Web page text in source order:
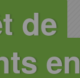
de
en